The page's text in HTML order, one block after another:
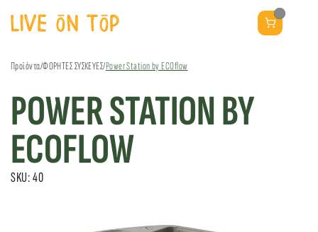
Προϊόντα/ΦΟΡΗΤΕΣ ΣΥΣΚΕΥΕΣ/Power Station by ECOflow
POWER STATION BY
ECOFLOW
SKU: 40